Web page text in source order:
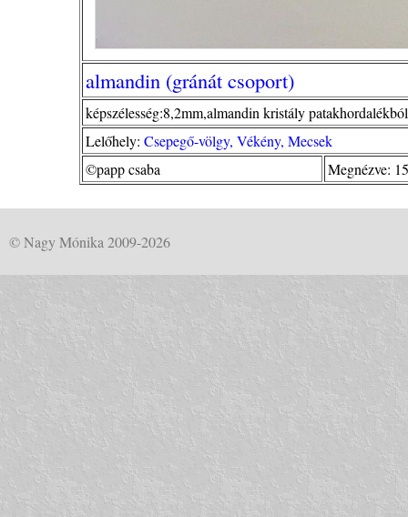
almandin (gránát csoport)
képszélesség:8,2mm,almandin kristály
Lelőhely: Csepegő-völgy, Vékény, Mecsek
©papp csaba
Megnézve:
© Nagy Mónika 2009-2026